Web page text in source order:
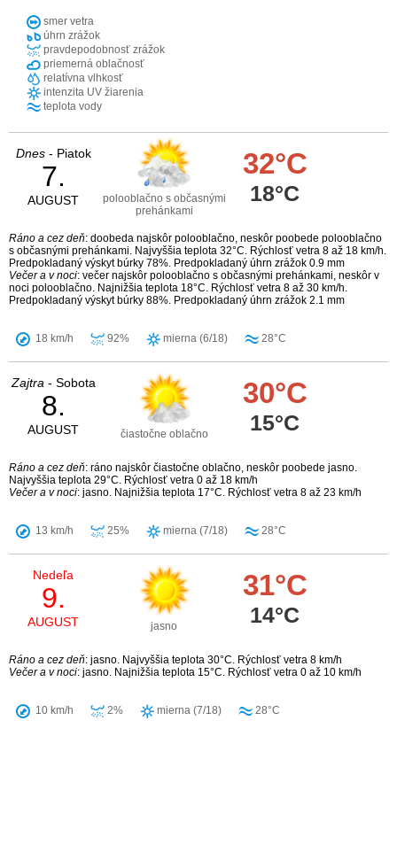
smer vetra
úhrn zrážok
pravdepodobnosť zrážok
priemerná oblačnosť
relatívna vlhkosť
intenzita UV žiarenia
teplota vody
Dnes- Piatok
7.
AUGUST
polooblačno s občasnými
prehánkami
32°C
18°C
Ráno a cez deň: doobeda najskôr polooblačno, neskôr poobede polooblačno
s občasnými prehánkami. Najvyššia teplota 32°C. Rýchlosť vetra 8 až 18 km/h.
Predpokladaný výskyt búrky 78%. Predpokladaný úhrn zrážok 0.9 mm
Večer a v noci: večer najskôr polooblačno s občasnými prehánkami, neskôr v
noci polooblačno. Najnižšia teplota 18°C. Rýchlosť vetra 8 až 30 km/h.
Predpokladaný výskyt búrky 88%. Predpokladaný úhrn zrážok 2.1 mm
18 km/h 92% mierna (6/18) 28°C
Zajtra - Sobota
8.
AUGUST čiastočne oblačno
30°C
15°C
Ráno a cez deň: ráno najskôr čiastočne oblačno, neskôr poobede jasno.
Najvyššia teplota 29°C. Rýchlosť vetra 0 až 18 km/h
Večer a v noci: jasno. Najnižšia teplota 17°C. Rýchlosť vetra 8 až 23 km/h
13 km/h 25% mierna (7/18) 28°C
Nedeľa
9.
AUGUST jasno
31°C
14°C
Ráno a cez deň: jasno. Najvyššia teplota 30°C. Rýchlosť vetra 8 km/h
Večer a v noci: jasno. Najnižšia teplota 15°C. Rýchlosť vetra 0 až 10 km/h
10 km/h 2% mierna (7/18) 28°C